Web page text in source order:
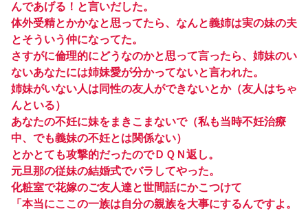
んであげる！と言いだした。
体外受精とかかなと思ってたら、なんと義姉は実の妹の夫
とそういう仲になってた。
さすがに倫理的にどうなのかと思って言ったら、姉妹のい
ないあなたには姉妹愛が分かってないと言われた。
姉妹がいない人は同性の友人ができないとか（友人はちゃ
んといる）
あなたの不妊に妹をまきこまないで（私も当時不妊治療
中、でも義妹の不妊とは関係ない）
とかとても攻撃的だったのでＤＱＮ返し。
元旦那の従妹の結婚式でバラしてやった。
化粧室で花嫁のご友人達と世間話にかこつけて
「本当にここの一族は自分の親族を大事にするんですよ。